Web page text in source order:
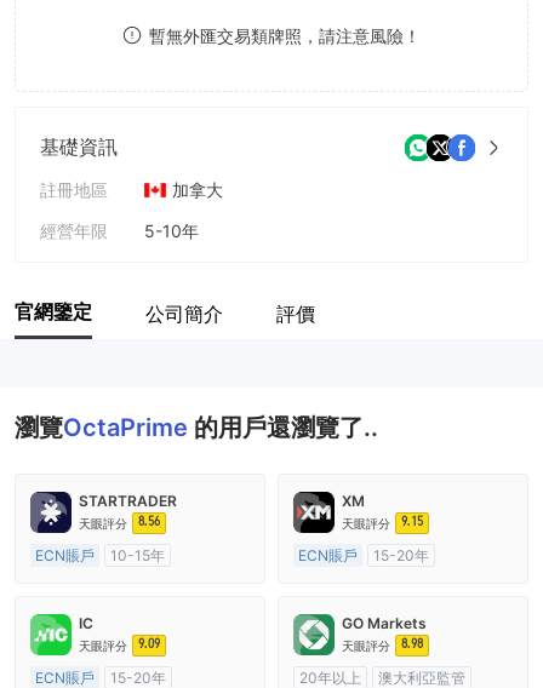
暫無外匯交易類牌照，請注意風險！
基礎資訊
註冊地區
加拿大
經營年限
5-10年
官網鑒定 公司簡介 評價
瀏覽OctaPrime 的用戶還瀏覽了..
STARTRADER
天眼評分 8.56
ECN賬戶
10-15年
主標MT4
XM
天眼評分 9.15
ECN賬戶
15-20年
主標MT4
IC
天眼評分 9.09
ECN賬戶
15-20年
GO Markets
天眼評分 8.98
20年以上
澳大利亞監管